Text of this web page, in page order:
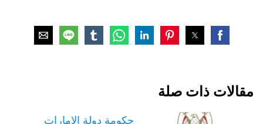
مقالات ذات صلة
حكومة دولة الإمارات